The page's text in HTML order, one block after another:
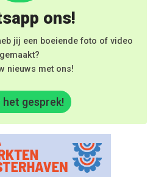
ons!
jij een boeiende foto of video
gemaakt?
nieuws met ons!
gesprek!